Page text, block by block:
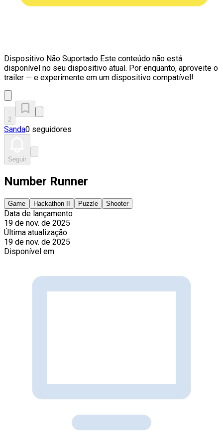
Dispositivo Não Suportado Este conteúdo não está
disponível no seu dispositivo atual. Por enquanto, aproveite o
trailer — e experimente em um dispositivo compatível!
2
Sanda0 seguidores
Seguir
Number Runner
Game Hackathon II Puzzle Shooter
Data de lançamento
19 de nov. de 2025
Última atualização
19 de nov. de 2025
Disponível em